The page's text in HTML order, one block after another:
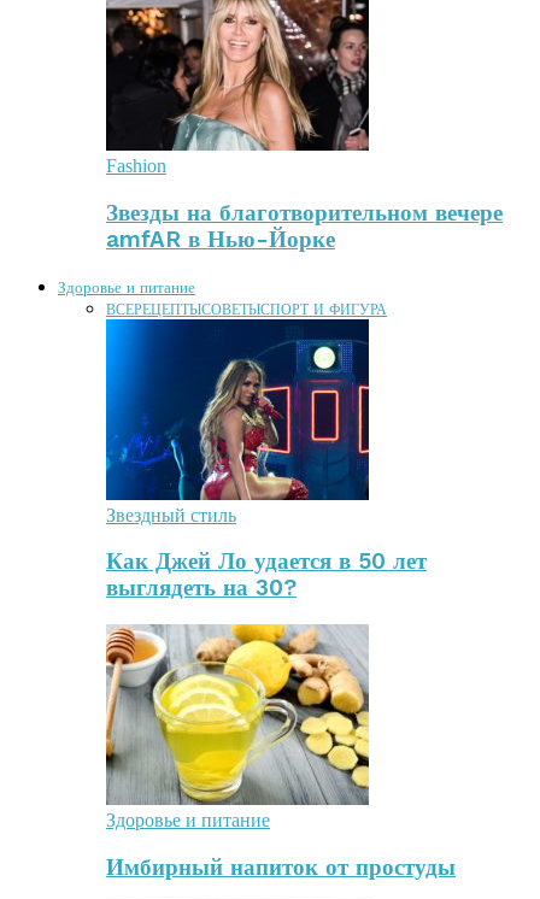
Fashion
Звезды на благотворительном вечере
amfAR в Нью-Йорке
Здоровье и питание
ВСЕРЕЦЕПТЫСОВЕТЫСПОРТ И ФИГУРА
Звездный стиль
Как Джей Ло удается в 50 лет
выглядеть на 30?
Здоровье и питание
Имбирный напиток от простуды